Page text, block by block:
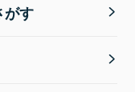
がす